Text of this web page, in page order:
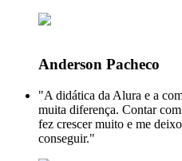
Anderson Pacheco
"A didática da Alura e a
muita diferença. Contar
fez crescer muito e me
conseguir."